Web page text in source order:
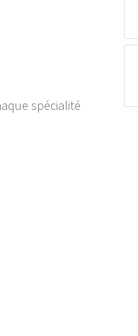
spécialité